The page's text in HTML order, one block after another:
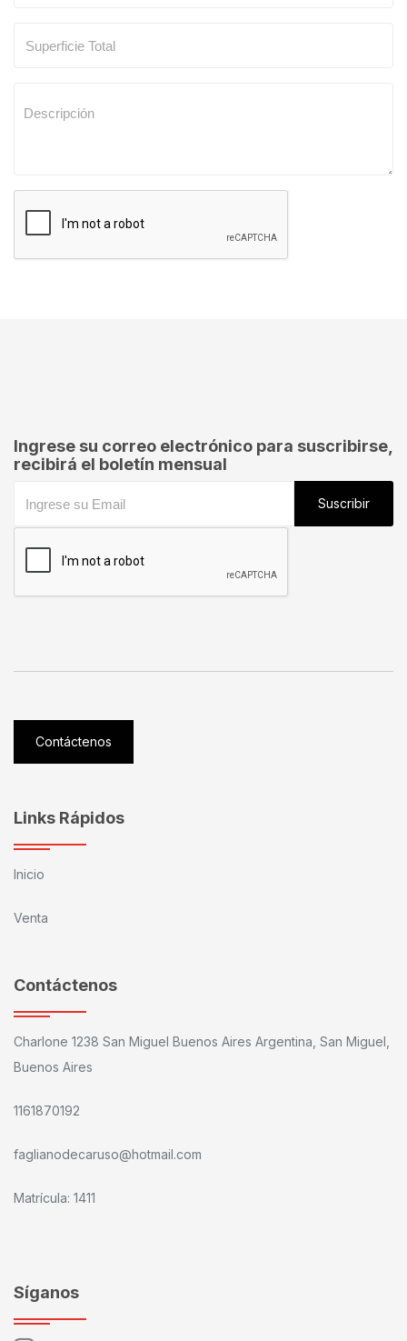
Ingrese su correo electrónico para suscribirse,
recibirá el boletín mensual
Suscribir
Contáctenos
Links Rápidos
Inicio
Venta
Contáctenos
Charlone 1238 San Miguel Buenos Aires Argentina, San Miguel,
Buenos Aires
1161870192
faglianodecaruso@hotmail.com
Matrícula: 1411
Síganos